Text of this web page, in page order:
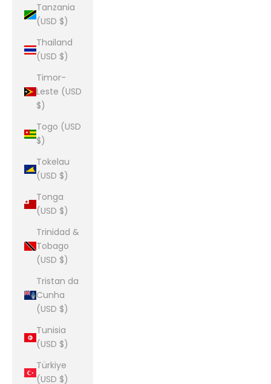
Tanzania
(USD $)
Thailand
(USD $)
Timor-
Leste (USD
$)
Togo (USD
$)
Tokelau
(USD $)
Tonga
(USD $)
Trinidad &
Tobago
(USD $)
Tristan da
Cunha
(USD $)
Tunisia
(USD $)
Türkiye
(USD $)